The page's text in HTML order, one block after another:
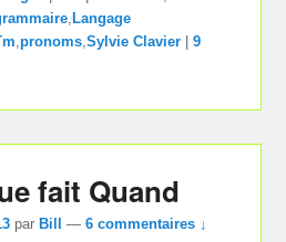
,Langage
,pronoms ,Sylvie Clavier |9
fait Quand
par Bill —6 commentaires ↓